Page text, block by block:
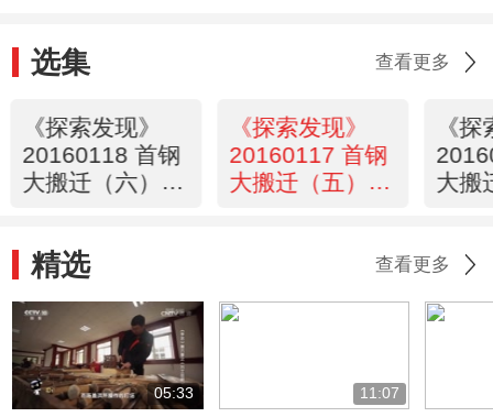
选集 查看更多
《探索发现》
20160118 首钢
大搬迁（六）
《探索发现》
20160117 首钢
大搬迁（五）
《
大搬
精选 查看更多
05:33 11:07